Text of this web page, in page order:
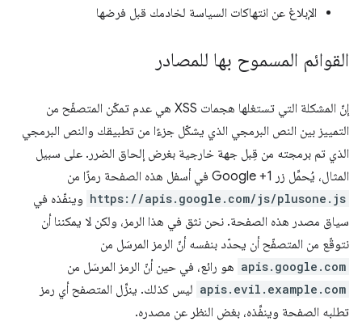
الإبلاغ عن انتهاكات السياسة لخادمك قبل فرضها
القوائم المسموح بها للمصادر
إنّ المشكلة التي تستغلها هجمات XSS هي عدم تمكّن المتصفّح من
التمييز بين النص البرمجي الذي يشكّل جزءًا من تطبيقك والنص البرمجي
الذي تم برمجته من قِبل جهة خارجية بغرض إلحاق الضرر. على سبيل
المثال، يُحمِّل زر Google +1 في أسفل هذه الصفحة رمزًا من
https://apis.google.com/js/plusone.js وينفّذه في
سياق مصدر هذه الصفحة. نحن نثق في هذا الرمز، ولكن لا يمكننا أن
نتوقّع من المتصفّح أن يحدّد بنفسه أنّ الرمز المرسَل من
apis.google.com هو رائع، في حين أنّ الرمز المرسَل من
apis.evil.example.com ليس كذلك. ينزِّل المتصفح أي رمز
تطلبه الصفحة وينفِّذه، بغض النظر عن مصدره.